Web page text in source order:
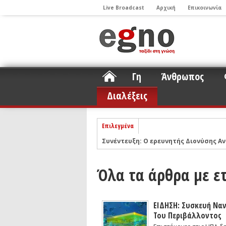
Live Broadcast Αρχική Επικοινωνία
Γη Άνθρωπος
Διαλέξεις
Επιλεγμένα
Συνέντευξη: Ο ερευνητής Διονύσης
ΝΕLIOTA: Το ερευνητικό
Podcast: Συζήτηση με τον
Podcast: Ο Διονύσης Σιμόπουλος
Άρθρο με αφορμή το Nobel Φυσικής
Συνέντευξη: Το ελληνικό
Συνέντευξη: Ο ερευνητής
Όλα τα άρθρα με
ΕΙΔΗΣΗ: Συσκευή
Του Περιβάλλοντος